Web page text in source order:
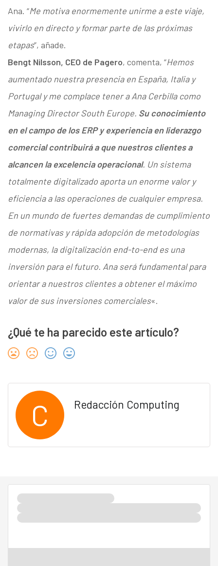
Ana. “Me motiva enormemente unirme a este viaje,
vivirlo en directo y formar parte de las próximas
etapas”, añade.
Bengt Nilsson, CEO de Pagero, comenta, “Hemos
aumentado nuestra presencia en España, Italia y
Portugal y me complace tener a Ana Cerbilla como
Managing Director South Europe. Su conocimiento
en el campo de los ERP y experiencia en liderazgo
comercial contribuirá a que nuestros clientes a
alcancen la excelencia operacional. Un sistema
totalmente digitalizado aporta un enorme valor y
eficiencia a las operaciones de cualquier empresa.
En un mundo de fuertes demandas de cumplimiento
de normativas y rápida adopción de metodologías
modernas, la digitalización end-to-end es una
inversión para el futuro. Ana será fundamental para
orientar a nuestros clientes a obtener el máximo
valor de sus inversiones comerciales«.
¿Qué te ha parecido este artículo?
C Redacción Computing